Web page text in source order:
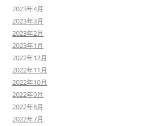
2023年4月
2023年3月
2023年2月
2023年1月
2022年12月
2022年11月
2022年10月
2022年9月
2022年8月
2022年7月